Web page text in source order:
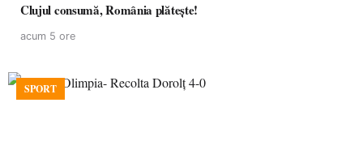
Clujul consumă, România plătește!
acum 5 ore
SPORT